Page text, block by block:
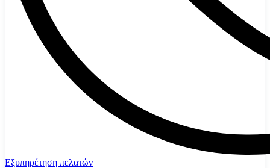
Εξυπηρέτηση πελατών